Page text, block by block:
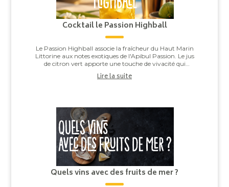
Cocktail le Passion Highball
Le Passion Highball associe la fraîcheur du Haut Marin
Littorine aux notes exotiques de l'Apibul Passion. Le jus
de citron vert apporte une touche de vivacité qui
Lire la suite
Quels vins avec des fruits de mer ?